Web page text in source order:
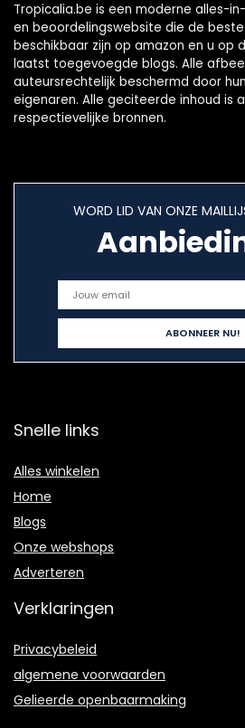
Tropicalia.be is een moderne alles-
en beoordelingswebsite die de
beschikbaar zijn op amazon en u op
laatst toegevoegde blogs. Alle
auteursrechtelijk beschermd door
eigenaren. Alle geciteerde inhoud is
respectievelijke bronnen.
WORD LID VAN ONZE
Snelle links
Alles winkelen
Home
Blogs
Onze webshops
Adverteren
Verklaringen
Privacybeleid
algemene voorwaarden
Gelieerde openbaarmaking